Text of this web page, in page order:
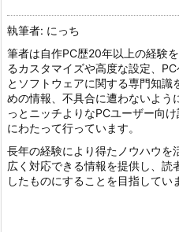
執筆者: にっち
筆者は自作PC歴20年以上の経験
るカスタマイズや高度な設定、
とソフトウェアに関する専門知識
めの情報、不具合に遭わないよう
っとニッチよりなPCユーザー向
にわたって行っています。
長年の経験により得たノウハウを
広く対応できる情報を提供し、読
したものにすることを目指してい